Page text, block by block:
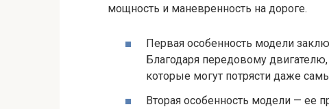
мощность и маневренность на дороге.
Первая особенность модели
Благодаря передовому
которые могут потрясти даже
Вторая особенность модели — ее